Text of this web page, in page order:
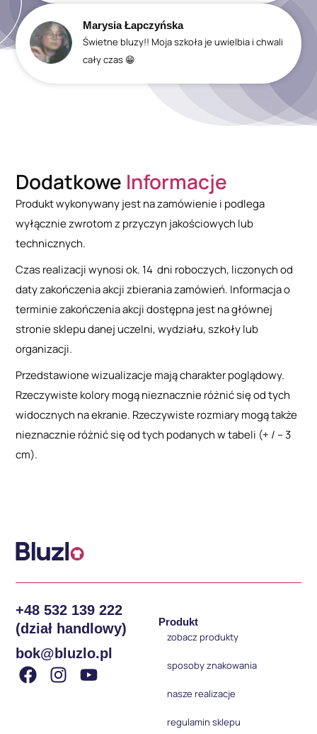
Marysia Łapczyńska
Świetne bluzy!! Moja szkoła je uwielbia i chwali
cały czas 😁
Dodatkowe Informacje
Produkt wykonywany jest na zamówienie i podlega
wyłącznie zwrotom z przyczyn jakościowych lub
technicznych.
Czas realizacji wynosi ok. 14 dni roboczych, liczonych od
daty zakończenia akcji zbierania zamówień. Informacja o
terminie zakończenia akcji dostępna jest na głównej
stronie sklepu danej uczelni, wydziału, szkoły lub
organizacji.
Przedstawione wizualizacje mają charakter poglądowy.
Rzeczywiste kolory mogą nieznacznie różnić się od tych
widocznych na ekranie. Rzeczywiste rozmiary mogą także
nieznacznie różnić się od tych podanych w tabeli (+ / – 3
cm).
+48 532 139 222
(dział handlowy)
bok@bluzlo.pl
Produkt
zobacz produkty
sposoby znakowania
nasze realizacje
regulamin sklepu